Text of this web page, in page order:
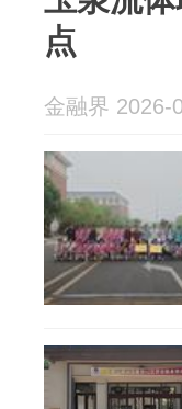
点
金融界 2026-